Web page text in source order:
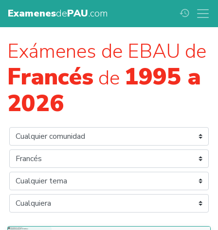
ExamenesdePAU.com history
Exámenes de EBAU de
Francés de 1995 a
2026